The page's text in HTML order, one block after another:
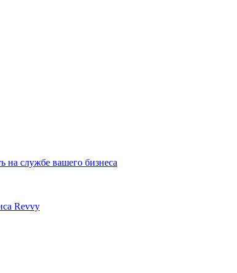
на службе вашего бизнеса
Revvy